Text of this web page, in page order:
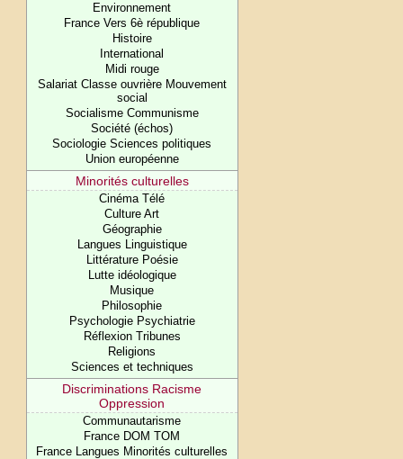
Environnement
France Vers 6è république
Histoire
International
Midi rouge
Salariat Classe ouvrière Mouvement
social
Socialisme Communisme
Société (échos)
Sociologie Sciences politiques
Union européenne
Minorités culturelles
Cinéma Télé
Culture Art
Géographie
Langues Linguistique
Littérature Poésie
Lutte idéologique
Musique
Philosophie
Psychologie Psychiatrie
Réflexion Tribunes
Religions
Sciences et techniques
Discriminations Racisme
Oppression
Communautarisme
France DOM TOM
France Langues Minorités culturelles